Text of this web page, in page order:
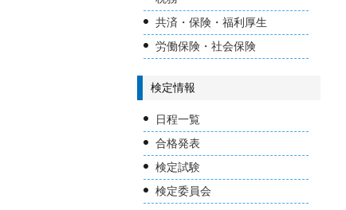
共済・保険・福利厚生
労働保険・社会保険
検定情報
日程一覧
合格発表
検定試験
検定委員会